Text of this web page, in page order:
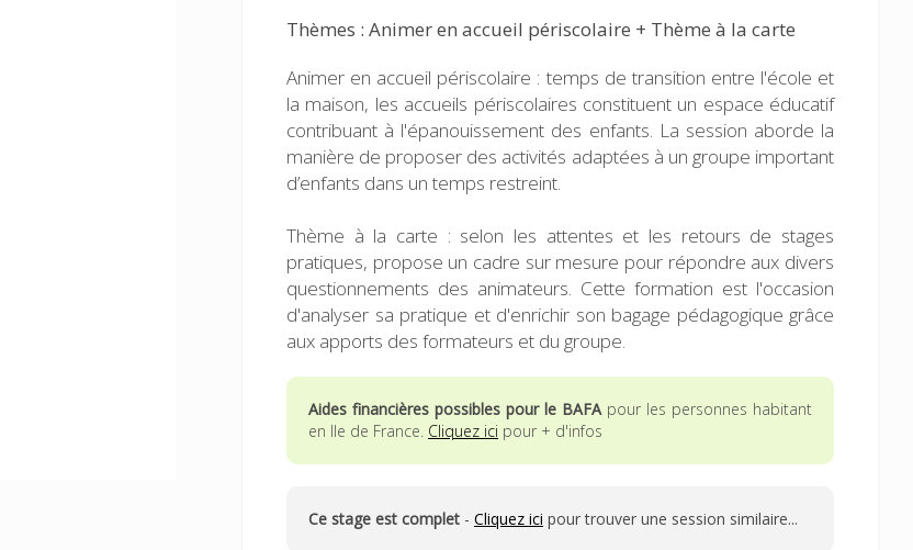
Thèmes : Animer en accueil périscolaire + Thème à la carte
Animer en accueil périscolaire : temps de transition entre l'école et
la maison, les accueils périscolaires constituent un espace éducatif
contribuant à l'épanouissement des enfants. La session aborde la
manière de proposer des activités adaptées à un groupe important
d’enfants dans un temps restreint.
Thème à la carte : selon les attentes et les retours de stages
pratiques, propose un cadre sur mesure pour répondre aux divers
questionnements des animateurs. Cette formation est l'occasion
d'analyser sa pratique et d'enrichir son bagage pédagogique grâce
aux apports des formateurs et du groupe.
Aides financières possibles pour le BAFApour les personnes habitant
en Ile de France. Cliquez ici pour + d'infos
Ce stage est complet - Cliquez ici pour trouver une session similaire...